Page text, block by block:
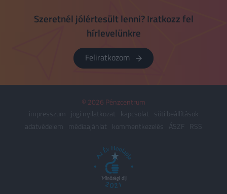
Szeretnél jólértesült lenni? Iratkozz fel
hírlevelünkre
Feliratkozom
© 2026 Pénzcentrum
impresszum
jogi nyilatkozat kapcsolat
süti beállítások
adatvédelem
médiaajánlat kommentkezelés ÁSZF RSS